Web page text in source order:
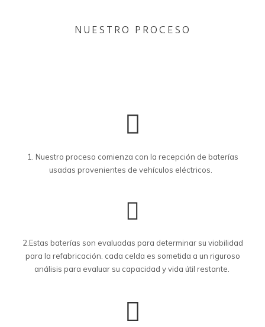
NUESTRO PROCESO
1. Nuestro proceso comienza con la recepción de baterías
usadas provenientes de vehículos eléctricos.
2.Estas baterías son evaluadas para determinar su viabilidad
para la refabricación. cada celda es sometida a un riguroso
análisis para evaluar su capacidad y vida útil restante.